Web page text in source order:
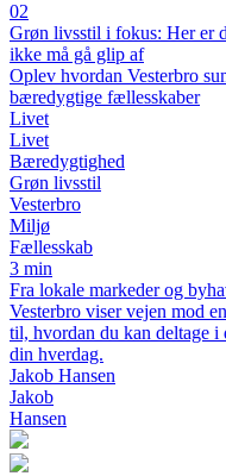
02
Grøn livsstil i fokus: Her er
ikke må gå glip af
Oplev hvordan Vesterbro
bæredygtige fællesskaber
Livet
Livet
Bæredygtighed
Grøn livsstil
Vesterbro
Miljø
Fællesskab
3 min
Fra lokale markeder og
Vesterbro viser vejen mod
til, hvordan du kan deltage i
din hverdag.
Jakob Hansen
Jakob
Hansen